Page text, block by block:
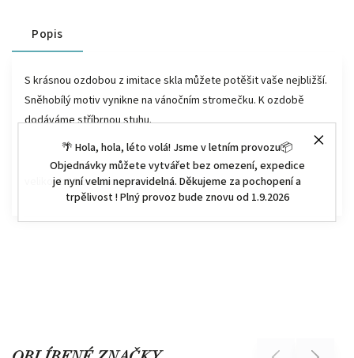
🌴 Hola, hola, léto volá! Jsme v letním provozu📦
Objednávky můžete vytvářet bez omezení, expedice
je nyní velmi nepravidelná. Děkujeme za pochopení a
trpělivost ! Plný provoz bude znovu od 1.9.2026
Popis
S krásnou ozdobou z imitace skla můžete potěšit vaše nejbližší.
Sněhobílý motiv vynikne na vánočním stromečku. K ozdobě
dodáváme stříbrnou stuhu.
velikost: 12,5 x 10 cm